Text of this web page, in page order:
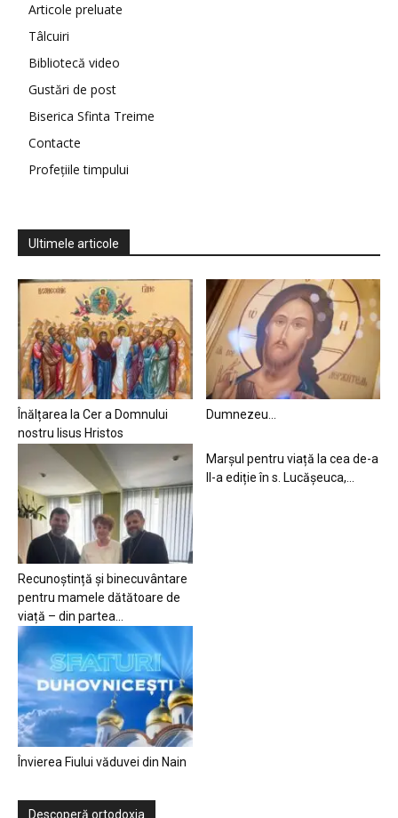
Articole preluate
Tâlcuiri
Bibliotecă video
Gustări de post
Biserica Sfinta Treime
Contacte
Profețiile timpului
Ultimele articole
Înălțarea la Cer a Domnului
nostru Iisus Hristos
Dumnezeu…
Recunoștință și binecuvântare
pentru mamele dătătoare de
viață – din partea...
Marșul pentru viață la cea de-a
II-a ediție în s. Lucășeuca,...
Învierea Fiului văduvei din Nain
Descoperă ortodoxia